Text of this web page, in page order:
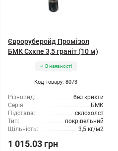
Євроруберойд Промізол
БМК Схкпе 3,5 граніт (10 м)
В наявності
Код товару: 8073
Різновид:
без крихти
Серія:
БМК
Підстава:
склохолст
Тип:
покрівельний
Щільність:
3,5 кг/м2
1 015.03 грн